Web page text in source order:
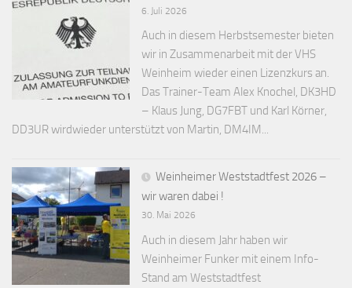
6. Juli 2026
Auch in diesem Herbstsemester bieten
wir in Zusammenarbeit mit der VHS
Weinheim wieder einen Lizenzkurs an.
Das Trainer-Team Alex Knochel, DK3HD
– Klaus Jung, DG7FBT und Karl Körner,
DD3UR wirdwieder unterstützt von Martin, DM4IM...
Weinheimer Weststadtfest 2026 –
wir waren dabei !
30. Mai 2026
Auch in diesem Jahr haben wir
Weinheimer Funker mit einem Info-
Stand am Weststadtfest